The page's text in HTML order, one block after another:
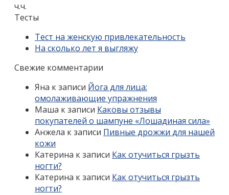
ч.ч.
Тесты
Тест на женскую привлекательность
На сколько лет я выгляжу
Свежие комментарии
Яна к записи Йога для лица:
омолаживающие упражнения
Маша к записи Каковы отзывы
покупателей о шампуне «Лошадиная сила»
Анжела к записи Пивные дрожжи для нашей
кожи
Катерина к записи Как отучиться грызть
ногти?
Катерина к записи Как отучиться грызть
ногти?